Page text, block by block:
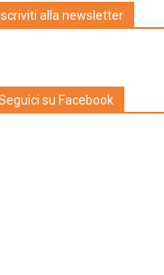
alla newsletter
su Facebook